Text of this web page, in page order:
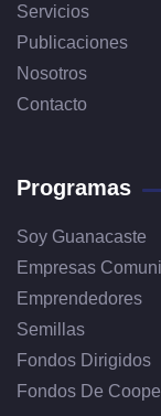
Servicios
Publicaciones
Nosotros
Contacto
Programas
Soy Guanacaste
Empresas
Emprendedores
Semillas
Fondos Dirigidos
Fondos De